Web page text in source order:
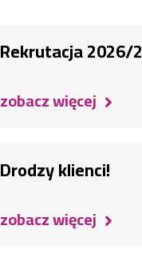
Rekrutacja 2026/
zobacz więcej
Drodzy klienci!
zobacz więcej